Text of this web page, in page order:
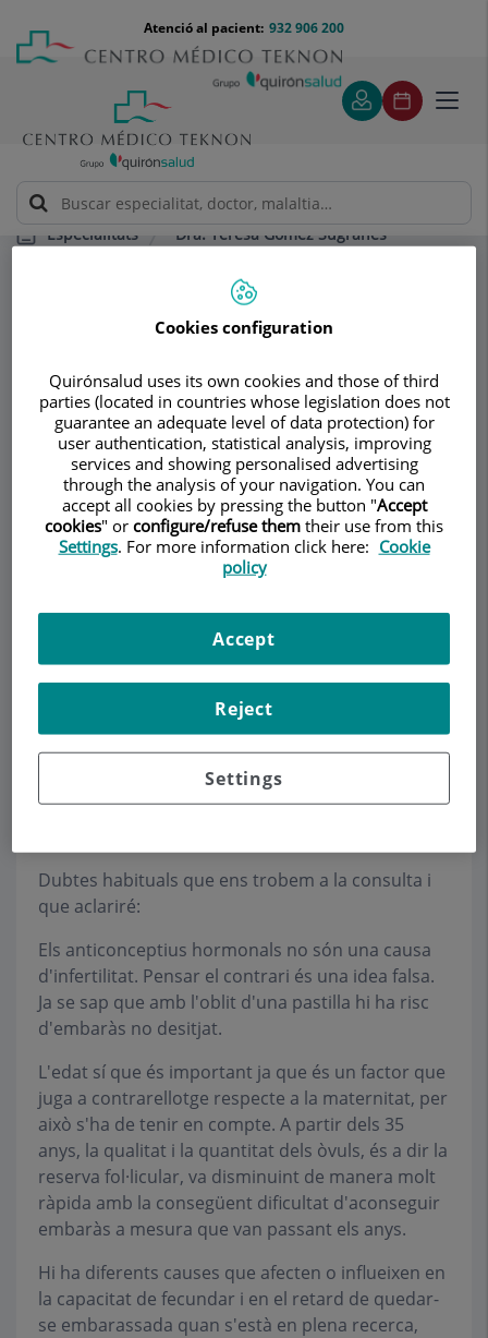
contingut
Menú
teléfono
cabecera
932 906 200
Atenció al pacient:
Especialitats
Dra. Teresa Gómez Sugrañes
Dra. Teresa Gómez
Sugrañes
GINECOLOGIA I OBSTETRÍCIA
EquipContacte
Demanar Cita
Anticoncepció i embaràs
Dubtes habituals que ens trobem a la consulta i
que aclariré:
Els anticonceptius hormonals no són una causa
d'infertilitat. Pensar el contrari és una idea falsa.
Ja se sap que amb l'oblit d'una pastilla hi ha risc
d'embaràs no desitjat.
L'edat sí que és important ja que és un factor que
juga a contrarellotge respecte a la maternitat, per
això s'ha de tenir en compte. A partir dels 35
anys, la qualitat i la quantitat dels òvuls, és a dir la
reserva fol·licular, va disminuint de manera molt
ràpida amb la consegüent dificultat d'aconseguir
embaràs a mesura que van passant els anys.
Hi ha diferents causes que afecten o influeixen en
la capacitat de fecundar i en el retard de quedar-
se embarassada quan s'està en plena recerca,
Cookies configuration
Quirónsalud uses its own cookies and those of third
parties (located in countries whose legislation does not
guarantee an adequate level of data protection) for
user authentication, statistical analysis, improving
services and showing personalised advertising
through the analysis of your navigation. You can
accept all cookies by pressing the button "Accept
cookies" or configure/refuse them their use from this
Settings. For more information click here: Cookie
policy
Settings
Reject
Accept